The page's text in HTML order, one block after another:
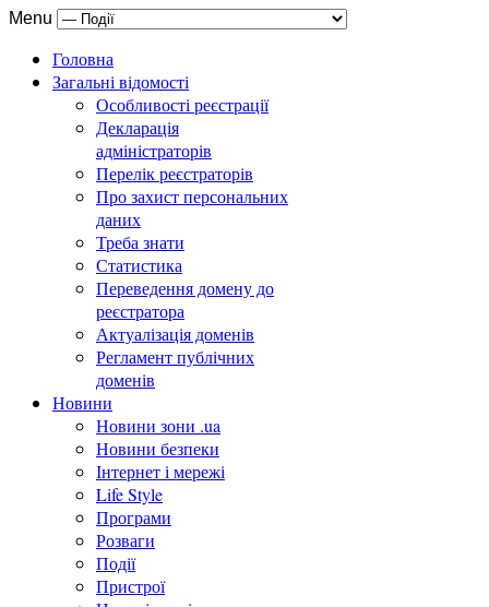
Menu
Головна
Загальні відомості
Особливості реєстрації
Декларація
адміністраторів
Перелік реєстраторів
Про захист персональних
даних
Треба знати
Статистика
Переведення домену до
реєстратора
Актуалізація доменів
Регламент публічних
доменів
Новини
Новини зони .ua
Новини безпеки
Інтернет і мережі
Life Style
Програми
Розваги
Події
Пристрої